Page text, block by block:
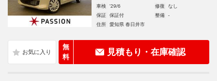
車検
'29/6 修復
なし
保証
保証付 整備
-
住所
愛知県 春日井市
無
料
見積もり・在庫確認